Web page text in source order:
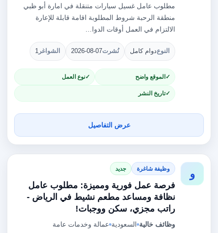
مطلوب عامل غسيل سيارات متنقلة في امارة أبو ظبي
منطقة الرحبة شروط المطلوبة اقامة قابلة للإعارة
الالتزام في العمل أوقات الدوا…
النوعدوام كامل نُشرت2026-08-07 الشواغر 1
الموقع واضح نوع العمل
تاريخ النشر
عرض التفاصيل
و وظيفة شاغرة جديد
فرصة عمل فورية ومميزة: مطلوب عامل
نظافة ومساعد مطعم نشيط في الرياض -
راتب مجزي، سكن ووجبات!
وظائف خالية السعودية عمالة وخدمات عامة